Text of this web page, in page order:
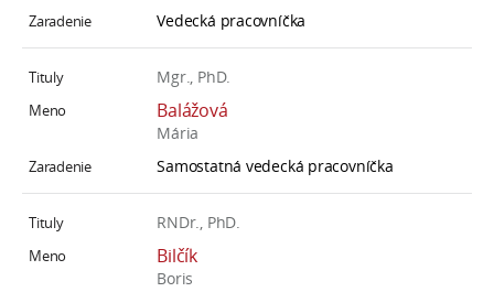
Vedecká pracovníčka
Mgr., PhD.
Balážová
Mária
Samostatná vedecká pracovníčka
RNDr., PhD.
Bilčík
Boris